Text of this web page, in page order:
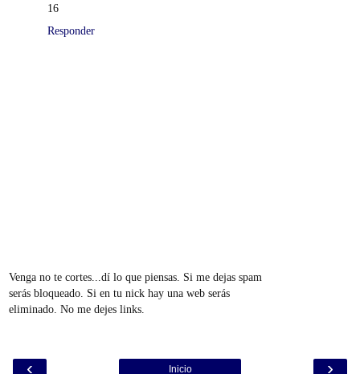
16
Responder
Venga no te cortes...dí lo que piensas. Si me dejas spam
serás bloqueado. Si en tu nick hay una web serás
eliminado. No me dejes links.
‹ ›
Inicio